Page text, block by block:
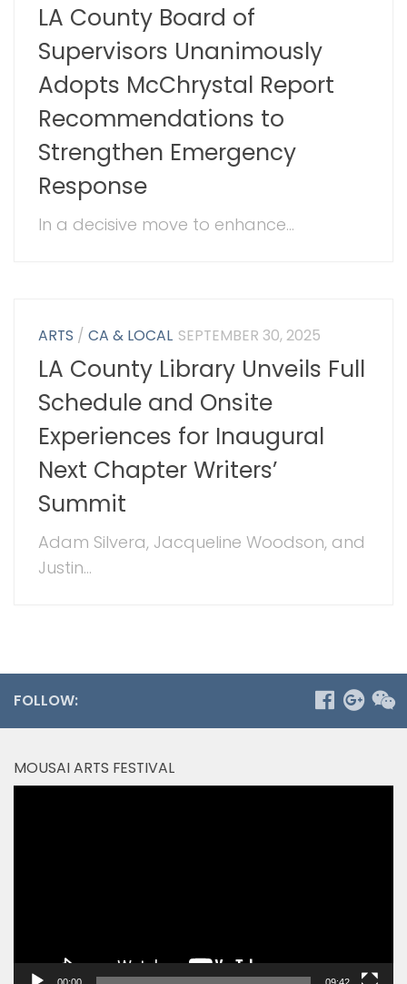
LA County Board of
Supervisors Unanimously
Adopts McChrystal Report
Recommendations to
Strengthen Emergency
Response
In a decisive move to enhance...
ARTS /CA & LOCAL SEPTEMBER 30, 2025
LA County Library Unveils Full
Schedule and Onsite
Experiences for Inaugural
Next Chapter Writers’
Summit
Adam Silvera, Jacqueline Woodson, and
Justin...
FOLLOW:
MOUSAI ARTS FESTIVAL